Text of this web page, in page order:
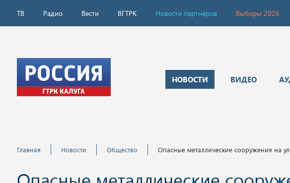
ТВ Радио Вести ВГТРК Новости партнёров Выборы 2026
НОВОСТИ ВИДЕО
Главная Новости Общество Опасные металлические сооружения на